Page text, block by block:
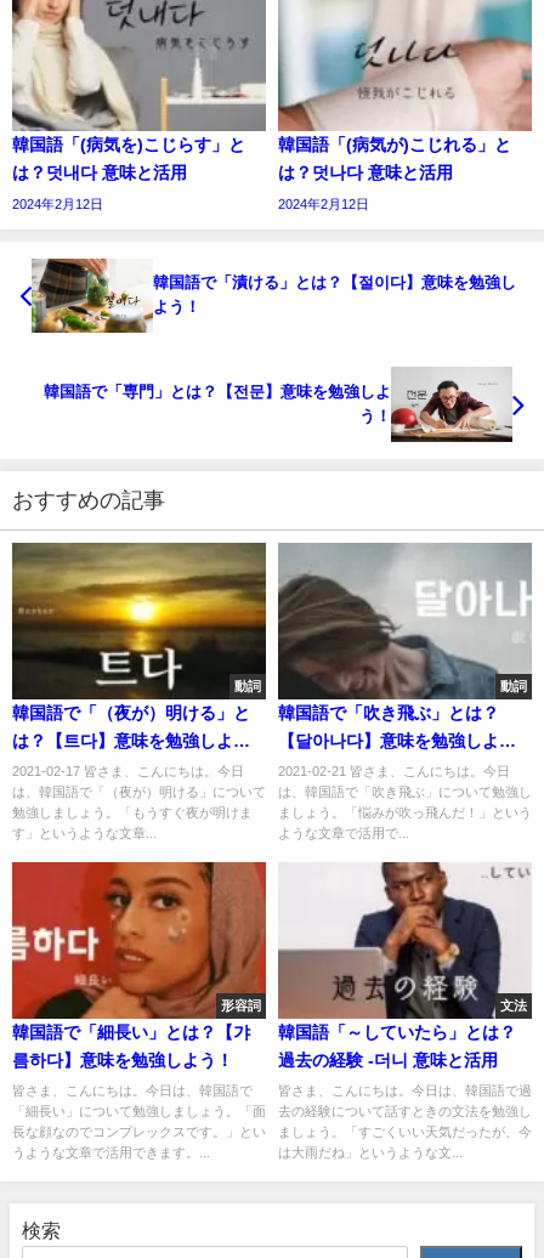
韓国語「(病気を)こじらす」と
は？덧내다 意味と活用
2024年2月12日
韓国語「(病気が)こじれる」と
は？덧나다 意味と活用
2024年2月12日
韓国語で「漬ける」とは？【절이다】意味を勉強し
よう！
韓国語で「専門」とは？【전문】意味を勉強しよ
う！
おすすめの記事
動詞
韓国語で「（夜が）明ける」と
は？【트다】意味を勉強しよ
う！
2021-02-17 皆さま、こんにちは。今日
は、韓国語で「（夜が）明ける」について
勉強しましょう。「もうすぐ夜が明けま
す」というような文章...
動詞
韓国語で「吹き飛ぶ」とは？
【달아나다】意味を勉強しよ
う！
2021-02-21 皆さま、こんにちは。今日
は、韓国語で「吹き飛ぶ」について勉強し
ましょう。「悩みが吹っ飛んだ！」という
ような文章で活用で...
形容詞
韓国語で「細長い」とは？【갸
름하다】意味を勉強しよう！
皆さま、こんにちは。今日は、韓国語で
「細長い」について勉強しましょう。「面
長な顔なのでコンプレックスです。」とい
うような文章で活用できます。...
文法
韓国語「～していたら」とは？
過去の経験 -더니 意味と活用
皆さま、こんにちは。今日は、韓国語で過
去の経験について話すときの文法を勉強し
ましょう。「すごくいい天気だったが、今
は大雨だね」というような文...
検索